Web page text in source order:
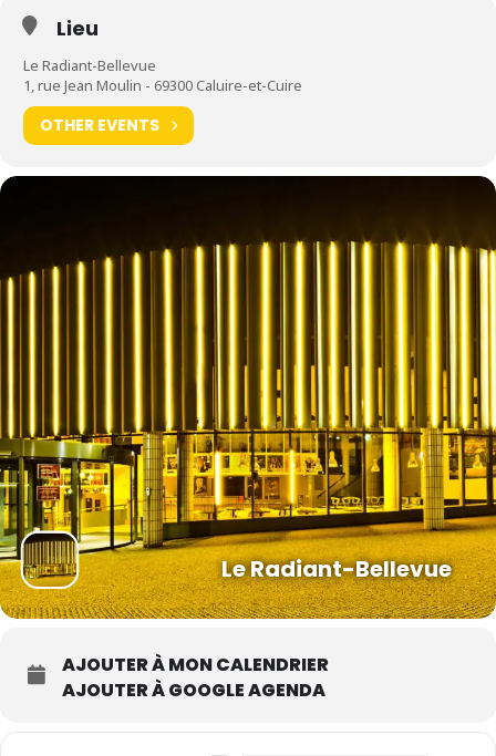
(Caluire)Lieu
Le Radiant-Bellevue
1, rue Jean Moulin - 69300 Caluire-et-Cuire
OTHER EVENTS
Le Radiant-Bellevue
AJOUTER À MON CALENDRIER
AJOUTER À GOOGLE AGENDA